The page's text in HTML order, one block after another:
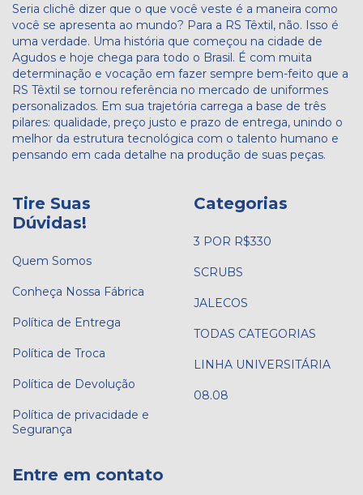
Seria clichê dizer que o que você veste é a maneira como
você se apresenta ao mundo? Para a RS Têxtil, não. Isso é
uma verdade. Uma história que começou na cidade de
Agudos e hoje chega para todo o Brasil. É com muita
determinação e vocação em fazer sempre bem-feito que a
RS Têxtil se tornou referência no mercado de uniformes
personalizados. Em sua trajetória carrega a base de três
pilares: qualidade, preço justo e prazo de entrega, unindo o
melhor da estrutura tecnológica com o talento humano e
pensando em cada detalhe na produção de suas peças.
Tire Suas
Dúvidas!
Quem Somos
Conheça Nossa Fábrica
Política de Entrega
Política de Troca
Política de Devolução
Política de privacidade e
Segurança
Categorias
3 POR R$330
SCRUBS
JALECOS
TODAS CATEGORIAS
LINHA UNIVERSITÁRIA
08.08
Entre em contato